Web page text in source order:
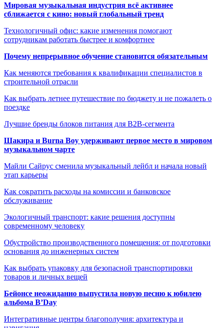
Мировая музыкальная индустрия всё активнее
сближается с кино: новый глобальный тренд
Технологичный офис: какие изменения помогают
сотрудникам работать быстрее и комфортнее
Почему непрерывное обучение становится обязательным
Как меняются требования к квалификации специалистов в
строительной отрасли
Как выбрать летнее путешествие по бюджету и не пожалеть о
поездке
Лучшие бренды блоков питания для B2B-сегмента
Шакира и Burna Boy удерживают первое место в мировом
музыкальном чарте
Майли Сайрус сменила музыкальный лейбл и начала новый
этап карьеры
Как сократить расходы на комиссии и банковское
обслуживание
Экологичный транспорт: какие решения доступны
современному человеку
Обустройство производственного помещения: от подготовки
основания до инженерных систем
Как выбрать упаковку для безопасной транспортировки
товаров и личных вещей
Бейонсе неожиданно выпустила новую песню к юбилею
альбома B’Day
Интегративные центры благополучия: архитектура и